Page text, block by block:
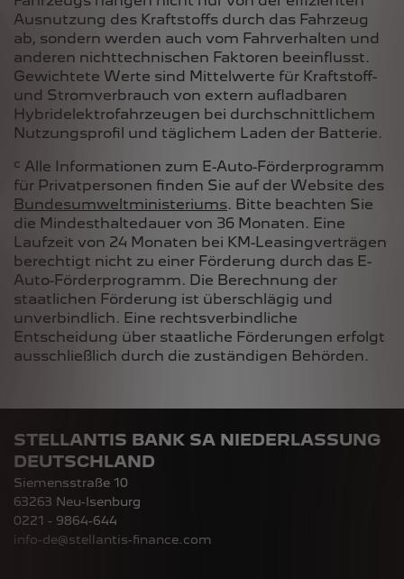
Ausnutzung des Kraftstoffs durch das Fahrzeug
ab, sondern werden auch vom Fahrverhalten und
anderen nichttechnischen Faktoren beeinflusst.
Gewichtete Werte sind Mittelwerte für Kraftstoff-
und Stromverbrauch von extern aufladbaren
Hybridelektrofahrzeugen bei durchschnittlichem
Nutzungsprofil und täglichem Laden der Batterie.
c Alle Informationen zum E-Auto-Förderprogramm
für Privatpersonen finden Sie auf der Website des
Bundesumweltministeriums. Bitte beachten Sie
die Mindesthaltedauer von 36 Monaten. Eine
Laufzeit von 24 Monaten bei KM-Leasingverträgen
berechtigt nicht zu einer Förderung durch das E-
Auto-Förderprogramm. Die Berechnung der
staatlichen Förderung ist überschlägig und
unverbindlich. Eine rechtsverbindliche
Entscheidung über staatliche Förderungen erfolgt
ausschließlich durch die zuständigen Behörden.
STELLANTIS BANK SA NIEDERLASSUNG
DEUTSCHLAND
Siemensstraße 10
63263 Neu-Isenburg
0221 - 9864-644
info-de@stellantis-finance.com